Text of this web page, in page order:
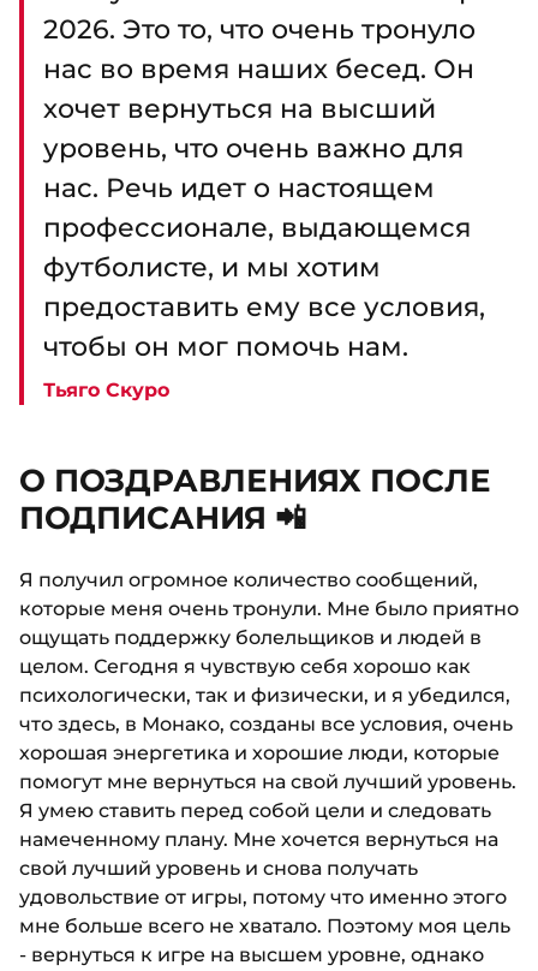
2026. Это то, что очень тронуло
нас во время наших бесед. Он
хочет вернуться на высший
уровень, что очень важно для
нас. Речь идет о настоящем
профессионале, выдающемся
футболисте, и мы хотим
предоставить ему все условия,
чтобы он мог помочь нам.
Тьяго Скуро
О ПОЗДРАВЛЕНИЯХ ПОСЛЕ
ПОДПИСАНИЯ 📲
Я получил огромное количество сообщений,
которые меня очень тронули. Мне было приятно
ощущать поддержку болельщиков и людей в
целом. Сегодня я чувствую себя хорошо как
психологически, так и физически, и я убедился,
что здесь, в Монако, созданы все условия, очень
хорошая энергетика и хорошие люди, которые
помогут мне вернуться на свой лучший уровень.
Я умею ставить перед собой цели и следовать
намеченному плану. Мне хочется вернуться на
свой лучший уровень и снова получать
удовольствие от игры, потому что именно этого
мне больше всего не хватало. Поэтому моя цель
- вернуться к игре на высшем уровне, однако